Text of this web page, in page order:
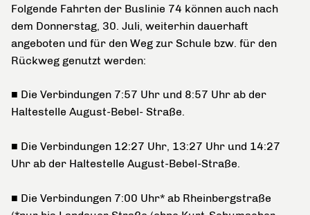
Folgende Fahrten der Buslinie 74 können auch nach
dem Donnerstag, 30. Juli, weiterhin dauerhaft
angeboten und für den Weg zur Schule bzw. für den
Rückweg genutzt werden:
■ Die Verbindungen 7:57 Uhr und 8:57 Uhr ab der
Haltestelle August-Bebel- Straße.
■ Die Verbindungen 12:27 Uhr, 13:27 Uhr und 14:27
Uhr ab der Haltestelle August-Bebel-Straße.
■ Die Verbindungen 7:00 Uhr* ab Rheinbergstraße